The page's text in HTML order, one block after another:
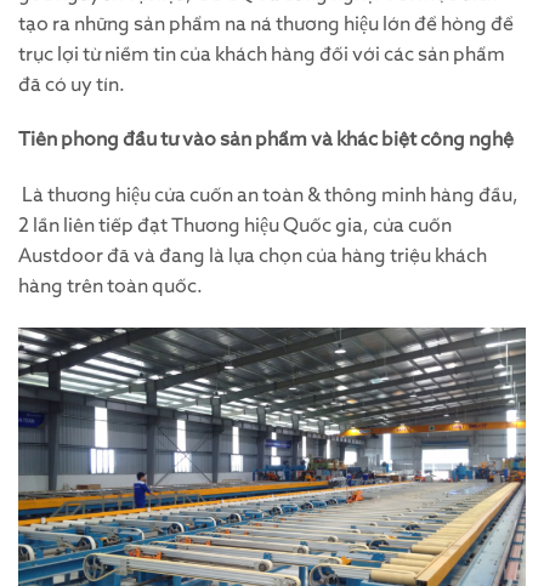
tạo ra những sản phẩm na ná thương hiệu lớn để hòng để
trục lợi từ niềm tin của khách hàng đối với các sản phẩm
đã có uy tín.
Tiên phong đầu tư vào sản phẩm và khác biệt công nghệ
Là thương hiệu cửa cuốn an toàn & thông minh hàng đầu,
2 lần liên tiếp đạt Thương hiệu Quốc gia, cửa cuốn
Austdoor đã và đang là lựa chọn của hàng triệu khách
hàng trên toàn quốc.